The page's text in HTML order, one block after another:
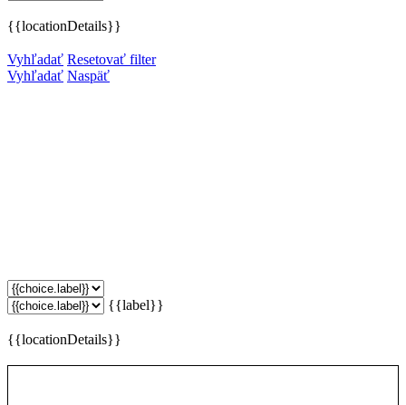
{{locationDetails}}
Vyhľadať Resetovať filter
Vyhľadať Naspäť
{{label}}
{{locationDetails}}